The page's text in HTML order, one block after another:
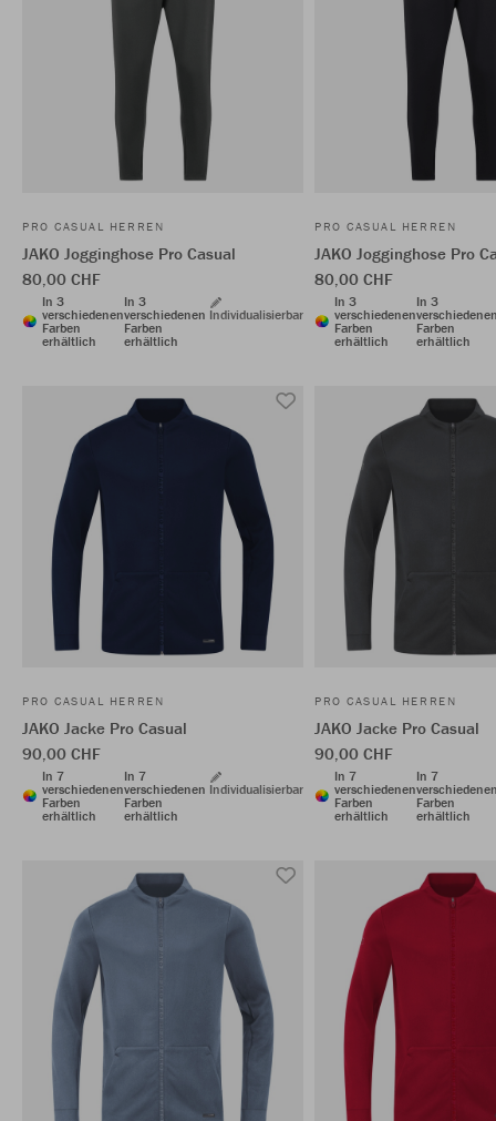
PRO CASUAL HERREN
JAKO Jogginghose Pro Casual
80,00 CHF
In 3
verschiedenen
Farben
erhältlich
In 3
verschiedenen
Farben
erhältlich
Individualisierbar
PRO CASUAL HERREN
JAKO Jogginghose Pro
80,00 CHF
In 3
verschiedenen
Farben
erhältlich
In 3
Farben
erhältlich
PRO CASUAL HERREN
JAKO Jacke Pro Casual
90,00 CHF
In 7
verschiedenen
Farben
erhältlich
In 7
verschiedenen
Farben
erhältlich
Individualisierbar
PRO CASUAL HERREN
JAKO Jacke Pro Casual
90,00 CHF
In 7
verschiedenen
Farben
erhältlich
In 7
Farben
erhältlich